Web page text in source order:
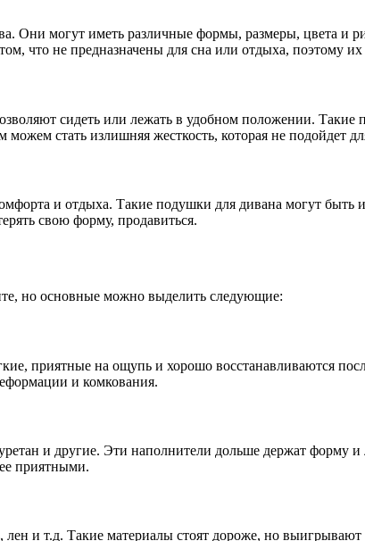
Они могут иметь различные формы, размеры, цвета
что не предназначены для сна или отдыха, поэтому
сидеть или лежать в удобном положении. Такие
стать излишняя жесткость, которая не подойдет
и отдыха. Такие подушки для дивана могут быть
свою форму, продавиться.
но основные можно выделить следующие:
приятные на ощупь и хорошо восстанавливаются
и комкования.
и другие. Эти наполнители дольше держат форму
приятными.
и т.д. Такие материалы стоят дороже, но выигрывают